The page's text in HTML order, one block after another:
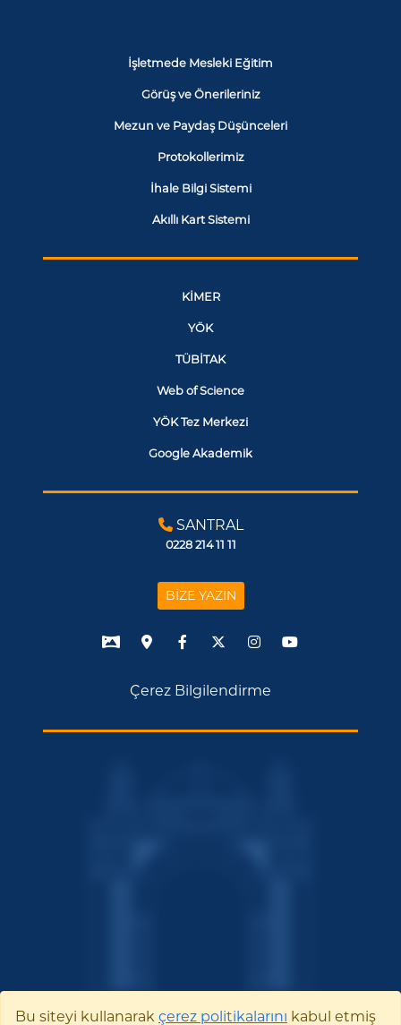
İşletmede Mesleki Eğitim
Görüş ve Önerileriniz
Mezun ve Paydaş Düşünceleri
Protokollerimiz
İhale Bilgi Sistemi
Akıllı Kart Sistemi
KİMER
YÖK
TÜBİTAK
Web of Science
YÖK Tez Merkezi
Google Akademik
SANTRAL
0228 214 11 11
BİZE YAZIN
Çerez Bilgilendirme
Bu siteyi kullanarak çerez politikalarını kabul etmiş